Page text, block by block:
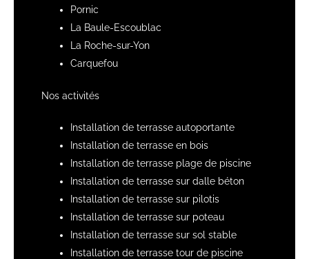
Pornic
La Baule-Escoublac
La Roche-sur-Yon
Carquefou
Nos activités
Installation de terrasse autoportante
Installation de terrasse en bois
Installation de terrasse plage de piscine
Installation de terrasse sur dalle béton
Installation de terrasse sur pilotis
Installation de terrasse sur poteau
Installation de terrasse sur sol stable
Installation de terrasse tour de piscine